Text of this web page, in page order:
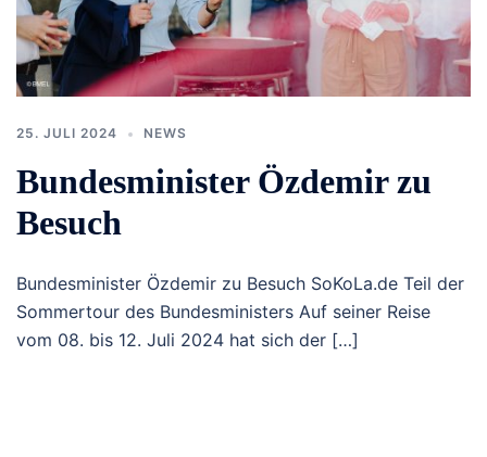
25. JULI 2024 NEWS
Bundesminister Özdemir zu
Besuch
Bundesminister Özdemir zu Besuch SoKoLa.de Teil der
Sommertour des Bundesministers Auf seiner Reise
vom 08. bis 12. Juli 2024 hat sich der […]